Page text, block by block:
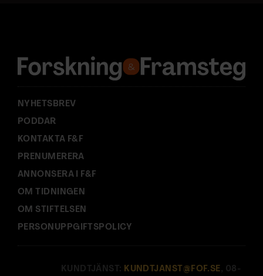
s
:
NYHETSBREV
PODDAR
KONTAKTA F&F
PRENUMERERA
ANNONSERA I F&F
OM TIDNINGEN
OM STIFTELSEN
PERSONUPPGIFTSPOLICY
KUNDTJÄNST: KUNDTJANST@FOF.SE , 08-